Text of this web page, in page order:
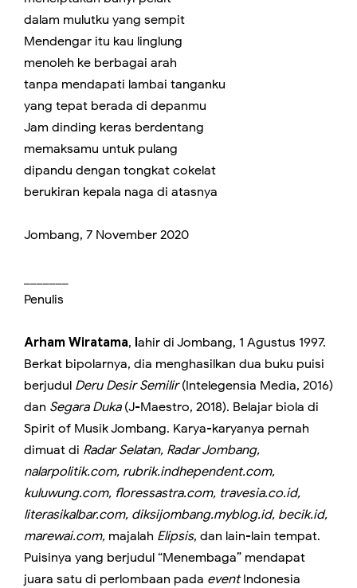
dalam mulutku yang sempit
Mendengar itu kau linglung
menoleh ke berbagai arah
tanpa mendapati lambai tanganku
yang tepat berada di depanmu
Jam dinding keras berdentang
memaksamu untuk pulang
dipandu dengan tongkat cokelat
berukiran kepala naga di atasnya
Jombang, 7 November 2020
Penulis
Arham Wiratama, lahir di Jombang, 1 Agustus 1997.
Berkat bipolarnya, dia menghasilkan dua buku puisi
berjudul Deru Desir Semilir(Intelegensia Media, 2016)
dan Segara Duka(J-Maestro, 2018). Belajar biola di
Spirit of Musik Jombang. Karya-karyanya pernah
dimuat di Radar Selatan, Radar Jombang,
nalarpolitik.com, rubrik.indhependent.com,
kuluwung.com, floressastra.com, travesia.co.id,
literasikalbar.com, diksijombang.myblog.id, becik.id,
marewai.com, majalah Elipsis, dan lain-lain tempat.
Puisinya yang berjudul “Menembaga” mendapat
juara satu di perlombaan pada eventIndonesia